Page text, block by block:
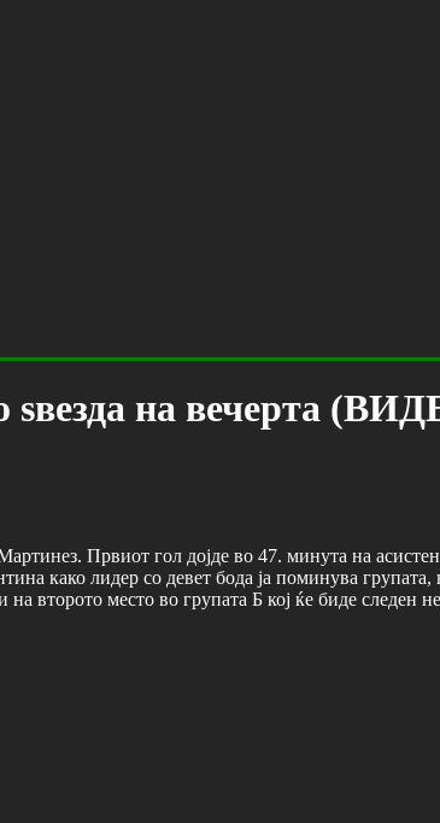
ѕвезда на вечерта
Првиот гол дојде во 47. минута на
како лидер со девет бода ја поминува
второто место во групата Б кој ќе биде следен